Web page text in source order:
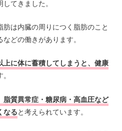
てきました。
は内臓の周りにつく脂肪のこと
どの働きがあります。
上に体に蓄積してしまうと、健康
脂質異常症・糖尿病・高血圧など
なると考えられています。